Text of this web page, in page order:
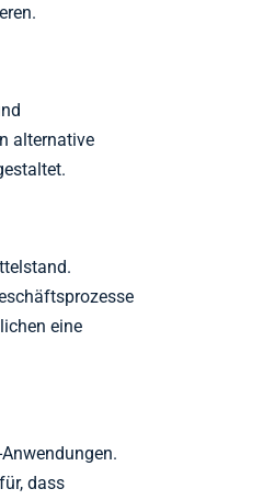
alternative
eine
dass